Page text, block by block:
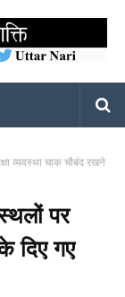
व्यवस्था चाक चौबंद रखने
पर
दिए गए